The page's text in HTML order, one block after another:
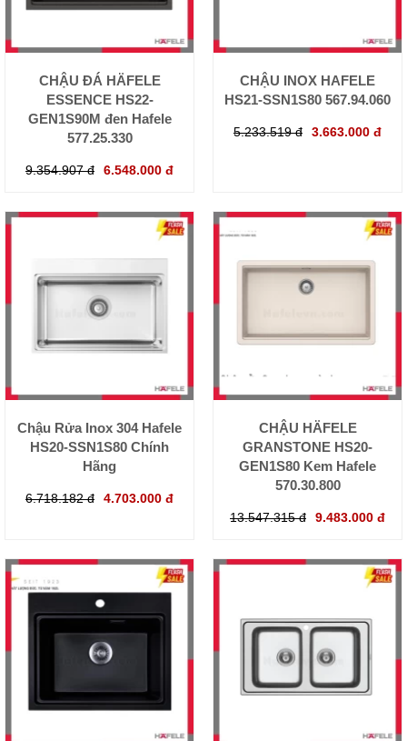
CHẬU ĐÁ HÄFELE
ESSENCE HS22-
GEN1S90M đen Hafele
577.25.330
9.354.907 đ 6.548.000 đ
CHẬU INOX HAFELE
HS21-SSN1S80 567.94.060
5.233.519 đ 3.663.000 đ
Chậu Rửa Inox 304 Hafele
HS20-SSN1S80 Chính
Hãng
6.718.182 đ 4.703.000 đ
CHẬU HÄFELE
GRANSTONE HS20-
GEN1S80 Kem Hafele
570.30.800
13.547.315 đ 9.483.000 đ